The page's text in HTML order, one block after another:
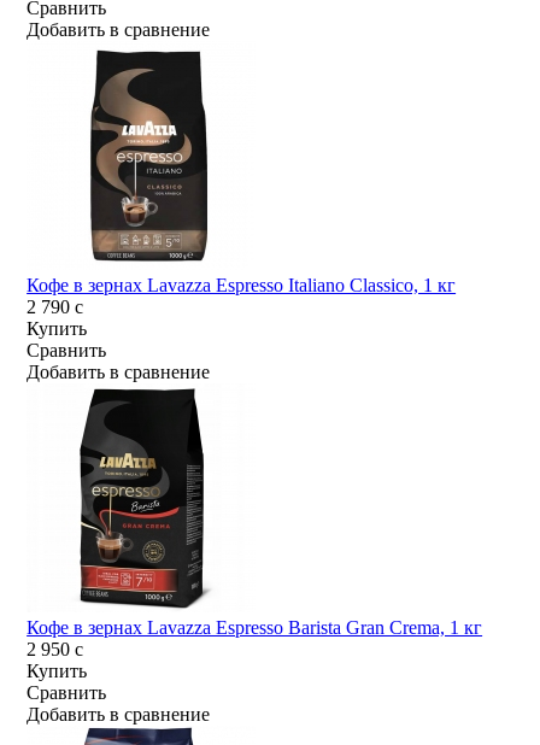
Сравнить
Добавить в сравнение
Кофе в зернах Lavazza Espresso Italiano Classico, 1 кг
2 790c
Купить
Сравнить
Добавить в сравнение
Кофе в зернах Lavazza Espresso Barista Gran Crema, 1 кг
2 950c
Купить
Сравнить
Добавить в сравнение